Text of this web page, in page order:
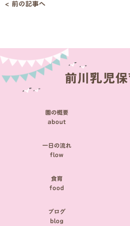
投
< 前の記事へ
園の概要
about
一日の流れ
flow
食育
food
ブログ
blog